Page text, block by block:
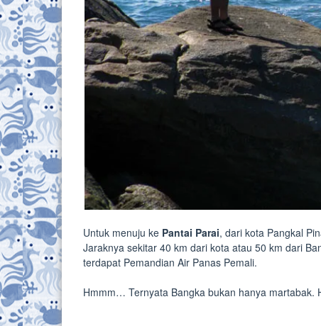
Untuk menuju ke Pantai Parai, dari kota Pangkal
Jaraknya sekitar 40 km dari kota atau 50 km dari
terdapat Pemandian Air Panas Pemali.
Hmmm… Ternyata Bangka bukan hanya martabak.